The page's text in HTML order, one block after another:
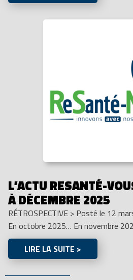
L’ACTU RESANTÉ-
À DÉCEMBRE 2025
RÉTROSPECTIVE > Posté le 12
En octobre 2025… En novembre
LIRE LA SUITE >